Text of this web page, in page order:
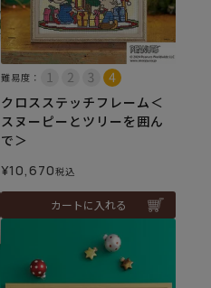
難易度：
クロスステッチフレーム＜
スヌーピーとツリーを囲ん
で＞
¥10,670税込
カートに入れる